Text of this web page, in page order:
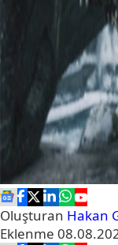
Oluşturan Hakan
Eklenme